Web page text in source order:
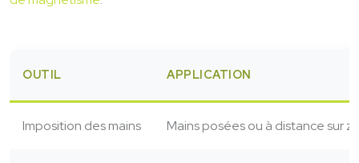
OUTIL APPLICATION
Imposition des mains Mains posées ou à distance sur